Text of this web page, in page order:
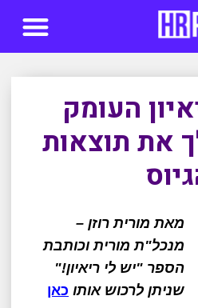
העומק
את תוצאות
מאת מורית רוזן –
מנכל"ת מורית וכותבת
הספר "יש לי ריאיון!"
שניתן לרכוש אותו כאן